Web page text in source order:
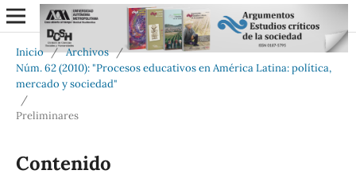
Inicio / Archivos /
Núm. 62 (2010): "Procesos educativos en América Latina: política,
mercado y sociedad"
/
Preliminares
Contenido